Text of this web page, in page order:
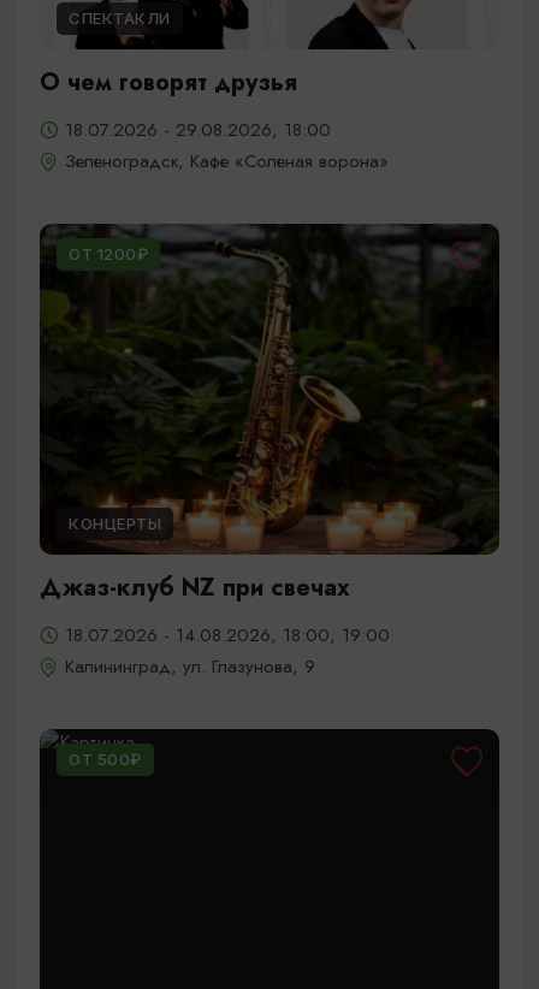
СПЕКТАКЛИ
О чем говорят друзья
18.07.2026 - 29.08.2026, 18:00
Зеленоградск, Кафе «Соленая ворона»
ОТ 1200₽
КОНЦЕРТЫ
Джаз-клуб NZ при свечах
18.07.2026 - 14.08.2026, 18:00, 19:00
Калининград, ул. Глазунова, 9
ОТ 500₽